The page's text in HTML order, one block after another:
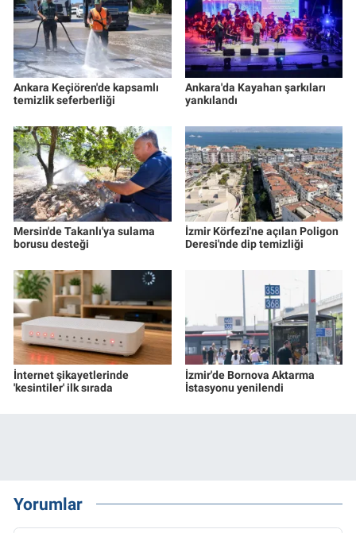
Ankara Keçiören'de kapsamlı
temizlik seferberliği
Ankara'da Kayahan şarkıları
yankılandı
Mersin'de Takanlı'ya sulama
borusu desteği
İzmir Körfezi'ne açılan Poligon
Deresi'nde dip temizliği
İnternet şikayetlerinde
'kesintiler' ilk sırada
İzmir'de Bornova Aktarma
İstasyonu yenilendi
Yorumlar